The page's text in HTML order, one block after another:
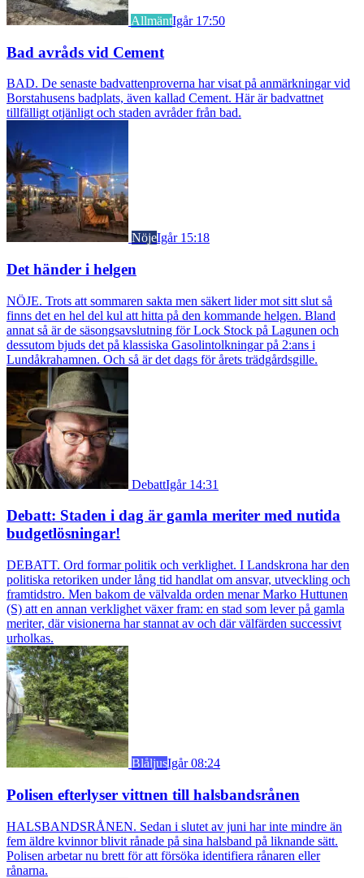
AllmäntIgår 17:50
Bad avråds vid Cement
BAD. De senaste badvattenproverna har visat på anmärkningar vid
Borstahusens badplats, även kallad Cement. Här är badvattnet
tillfälligt otjänligt och staden avråder från bad.
NöjeIgår 15:18
Det händer i helgen
NÖJE. Trots att sommaren sakta men säkert lider mot sitt slut så
finns det en hel del kul att hitta på den kommande helgen. Bland
annat så är de säsongsavslutning för Lock Stock på Lagunen och
dessutom bjuds det på klassiska Gasolintolkningar på 2:ans i
Lundåkrahamnen. Och så är det dags för årets trädgårdsgille.
DebattIgår 14:31
Debatt: Staden i dag är gamla meriter med nutida
budgetlösningar!
DEBATT. Ord formar politik och verklighet. I Landskrona har den
politiska retoriken under lång tid handlat om ansvar, utveckling och
framtidstro. Men bakom de välvalda orden menar Marko Huttunen
(S) att en annan verklighet växer fram: en stad som lever på gamla
meriter, där visionerna har stannat av och där välfärden successivt
urholkas.
BlåljusIgår 08:24
Polisen efterlyser vittnen till halsbandsrånen
HALSBANDSRÅNEN. Sedan i slutet av juni har inte mindre än
fem äldre kvinnor blivit rånade på sina halsband på liknande sätt.
Polisen arbetar nu brett för att försöka identifiera rånaren eller
rånarna.